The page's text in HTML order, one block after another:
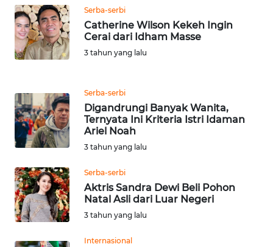
Serba-serbi
Catherine Wilson Kekeh Ingin
Cerai dari Idham Masse
3 tahun yang lalu
Serba-serbi
Digandrungi Banyak Wanita,
Ternyata Ini Kriteria Istri Idaman
Ariel Noah
3 tahun yang lalu
Serba-serbi
Aktris Sandra Dewi Beli Pohon
Natal Asli dari Luar Negeri
3 tahun yang lalu
Internasional
WN
NTT
WN
PAPUA
PAPUA
BARAT
WN